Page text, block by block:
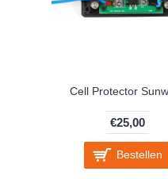
Cell Protector
€25,00
Bestellen